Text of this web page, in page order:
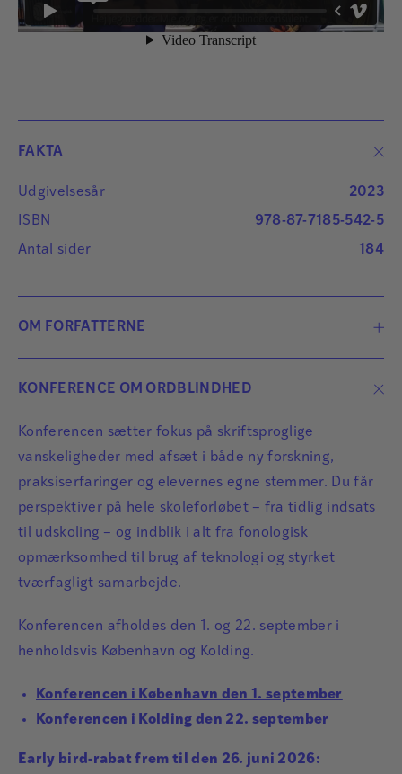
FAKTA
Udgivelsesår
2023
ISBN
978-87-7185-542-5
Antal sider
184
OM FORFATTERNE
KONFERENCE OM ORDBLINDHED
Konferencen sætter fokus på skriftsproglige
vanskeligheder med afsæt i både ny forskning,
praksiserfaringer og elevernes egne stemmer. Du får
perspektiver på hele skoleforløbet – fra tidlig indsats
til udskoling – og indblik i alt fra fonologisk
opmærksomhed til brug af teknologi og styrket
tværfagligt samarbejde.
Konferencen afholdes den 1. og 22. september i
henholdsvis København og Kolding.
Konferencen i København den 1. september
Konferencen i Kolding den 22. september
Early bird-rabat frem til den 26. juni 2026: